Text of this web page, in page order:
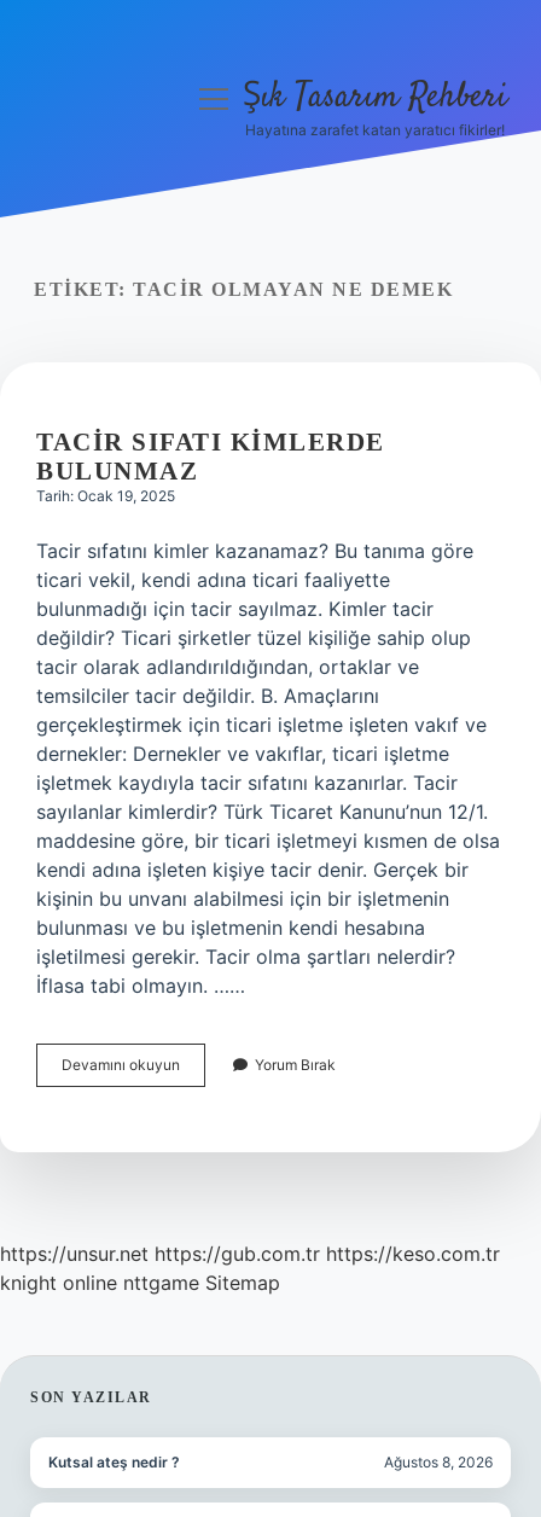
Yasal Uyarı
menüyüŞık Tasarım Rehberi
Hayatına zarafet katan yaratıcı fikirler!
ETIKET: TACIR OLMAYAN NE DEMEK
TACIR SIFATI KIMLERDE
BULUNMAZ
Tarih: Ocak 19, 2025
Tacir sıfatını kimler kazanamaz? Bu tanıma göre
ticari vekil, kendi adına ticari faaliyette
bulunmadığı için tacir sayılmaz. Kimler tacir
değildir? Ticari şirketler tüzel kişiliğe sahip olup
tacir olarak adlandırıldığından, ortaklar ve
temsilciler tacir değildir. B. Amaçlarını
gerçekleştirmek için ticari işletme işleten vakıf ve
dernekler: Dernekler ve vakıflar, ticari işletme
işletmek kaydıyla tacir sıfatını kazanırlar. Tacir
sayılanlar kimlerdir? Türk Ticaret Kanunu’nun 12/1.
maddesine göre, bir ticari işletmeyi kısmen de olsa
kendi adına işleten kişiye tacir denir. Gerçek bir
kişinin bu unvanı alabilmesi için bir işletmenin
bulunması ve bu işletmenin kendi hesabına
işletilmesi gerekir. Tacir olma şartları nelerdir?
İflasa tabi olmayın. ……
Devamını okuyun
Sıfatı
Yorum Bırak
https://unsur.net https://gub.com.tr https://keso.com.tr
knight online nttgame Sitemap
SIDEBAR
SON YAZILAR
Kutsal ateş nedir ? Ağustos 8, 2026